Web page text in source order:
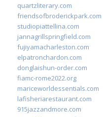
quartzliterary.com
friendsofbroderickpark.com
studiopiattellina.com
jannagrillspringfield.com
fujiyamacharleston.com
elpatronchardon.com
donglaishun-order.com
fiamc-rome2022.org
mariceworldessentials.com
lafisheriarestaurant.com
915jazzandmore.com